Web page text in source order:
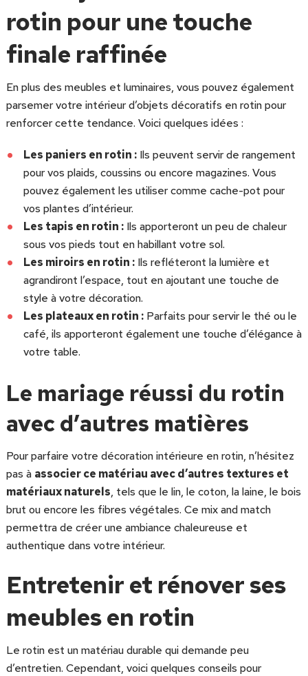
rotin pour une touche
finale raffinée
En plus des meubles et luminaires, vous pouvez également
parsemer votre intérieur d’objets décoratifs en rotin pour
renforcer cette tendance. Voici quelques idées :
Les paniers en rotin :Ils peuvent servir de rangement
pour vos plaids, coussins ou encore magazines. Vous
pouvez également les utiliser comme cache-pot pour
vos plantes d’intérieur.
Les tapis en rotin :Ils apporteront un peu de chaleur
sous vos pieds tout en habillant votre sol.
Les miroirs en rotin :Ils refléteront la lumière et
agrandiront l’espace, tout en ajoutant une touche de
style à votre décoration.
Les plateaux en rotin :Parfaits pour servir le thé ou le
café, ils apporteront également une touche d’élégance à
votre table.
Le mariage réussi du rotin
avec d’autres matières
Pour parfaire votre décoration intérieure en rotin, n’hésitez
pas à associer ce matériau avec d’autres textures et
matériaux naturels, tels que le lin, le coton, la laine, le bois
brut ou encore les fibres végétales. Ce mix and match
permettra de créer une ambiance chaleureuse et
authentique dans votre intérieur.
Entretenir et rénover ses
meubles en rotin
Le rotin est un matériau durable qui demande peu
d’entretien. Cependant, voici quelques conseils pour